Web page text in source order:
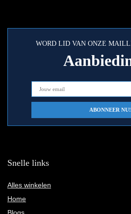
WORD LID VAN ONZE
Snelle links
Alles winkelen
Home